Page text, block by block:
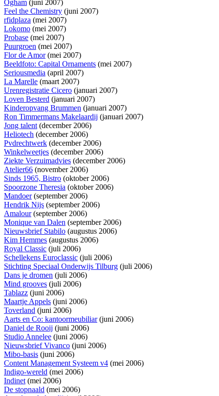
Ogham (juni 2007)
Feel the Chemistry (juni 2007)
rfidplaza (mei 2007)
Lokomo (mei 2007)
Probase (mei 2007)
Puurgroen (mei 2007)
Flor de Amor(mei 2007)
Beeldfoto: Capital Ornaments (mei 2007)
Seriousmedia (april 2007)
La Marelle (maart 2007)
Urenregistratie Cicero (januari 2007)
Loven Besterd (januari 2007)
Kinderopvang Brummen (januari 2007)
Ron Timmermans Makelaardij (januari 2007)
Jong talent(december 2006)
Heliotech (december 2006)
Pvdrechtwerk (december 2006)
Winkelweetjes (december 2006)
Ziekte Verzuimadvies (december 2006)
Atelier66 (november 2006)
Sinds 1965, Bistro (oktober 2006)
Spoorzone Theresia (oktober 2006)
Mandoer(september 2006)
Hendrik Nijs (september 2006)
Amalour(september 2006)
Monique van Dalen (september 2006)
Nieuwsbrief Stabilo (augustus 2006)
Kim Hemmes (augustus 2006)
Royal Classic (juli 2006)
Schellekens Euroclassic (juli 2006)
Stichting Speciaal Onderwijs Tilburg (juli 2006)
Dans je dromen (juli 2006)
Mind grooves (juli 2006)
Tablazz (juni 2006)
Maartje Appels (juni 2006)
Toverland (juni 2006)
Aarts en Co: kantoormeubiliar(juni 2006)
Daniel de Rooij (juni 2006)
Studio Annelee (juni 2006)
Nieuwsbrief Vivanco (juni 2006)
Mibo-basis (juni 2006)
Content Management Systeem v4 (mei 2006)
Indigo-wereld (mei 2006)
Indinet(mei 2006)
De stopnaald (mei 2006)